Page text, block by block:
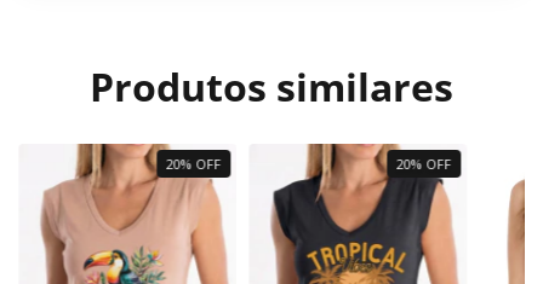
Produtos similares
20% OFF 20% OFF